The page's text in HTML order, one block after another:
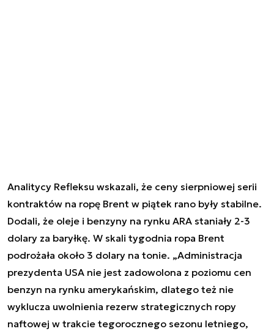
Analitycy Refleksu wskazali, że ceny sierpniowej serii
kontraktów na ropę Brent w piątek rano były stabilne.
Dodali, że oleje i benzyny na rynku ARA staniały 2-3
dolary za baryłkę. W skali tygodnia ropa Brent
podrożała około 3 dolary na tonie. „Administracja
prezydenta USA nie jest zadowolona z poziomu cen
benzyn na rynku amerykańskim, dlatego też nie
wyklucza uwolnienia rezerw strategicznych ropy
naftowej w trakcie tegorocznego sezonu letniego,